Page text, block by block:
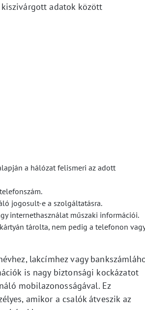
adatok között
a hálózat felismeri az adott
jogosult-e a szolgáltatásra.
internethasználat műszaki információi.
tárolta, nem pedig a telefonon
lakcímhez vagy
is nagy biztonsági kockázatot
mobilazonosságával. Ez
amikor a csalók átveszik az